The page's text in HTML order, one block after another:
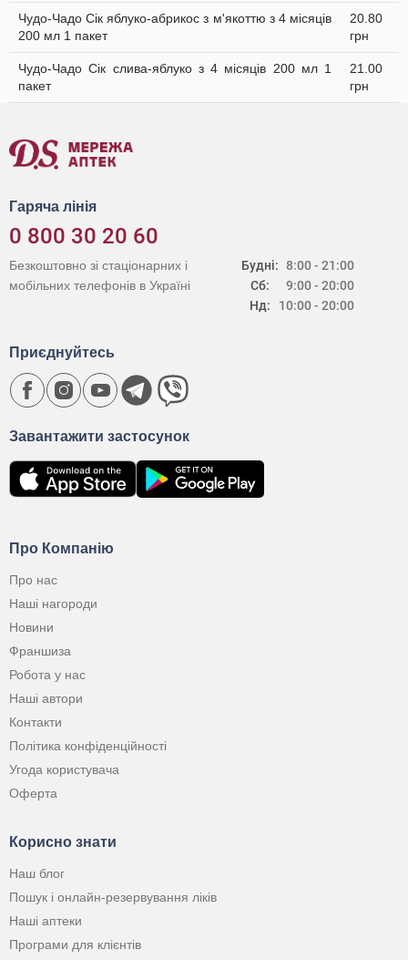
Чудо-Чадо Сік яблуко-абрикос з м'якоттю з 4 місяців
200 мл 1 пакет
20.80
грн
Чудо-Чадо Сік слива-яблуко з 4 місяців 200 мл 1
пакет
21.00
грн
Гаряча лінія
0 800 30 20 60
Будні:
Сб:
Нд:
8:00 - 21:00
9:00 - 20:00
10:00 - 20:00
Безкоштовно зі стаціонарних і
мобільних телефонів в Україні
Про Компанію
Про нас
Наші нагороди
Новини
Франшиза
Робота у нас
Наші автори
Контакти
Політика конфіденційності
Угода користувача
Оферта
Корисно знати
Наш блог
Пошук і онлайн-резервування ліків
Наші аптеки
Програми для клієнтів
Завантажити застосунок
Приєднуйтесь